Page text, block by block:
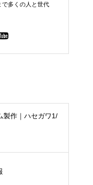
多くの人と世代
製作｜ハセガワ1/